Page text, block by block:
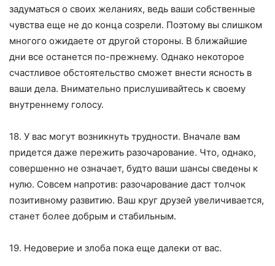
задуматься о своих желаниях, ведь ваши собственные
чувства еще не до конца созрели. Поэтому вы слишком
многого ожидаете от другой стороны. В ближайшие
дни все останется по-прежнему. Однако некоторое
счастливое обстоятельство сможет внести ясность в
ваши дела. Внимательно прислушивайтесь к своему
внутреннему голосу.
18. У вас могут возникнуть трудности. Вначале вам
придется даже пережить разочарование. Что, однако,
совершенно не означает, будто ваши шансы сведены к
нулю. Совсем напротив: разочарование даст толчок
позитивному развитию. Ваш круг друзей увеличивается,
станет более добрым и стабильным.
19. Недоверие и злоба пока еще далеки от вас.